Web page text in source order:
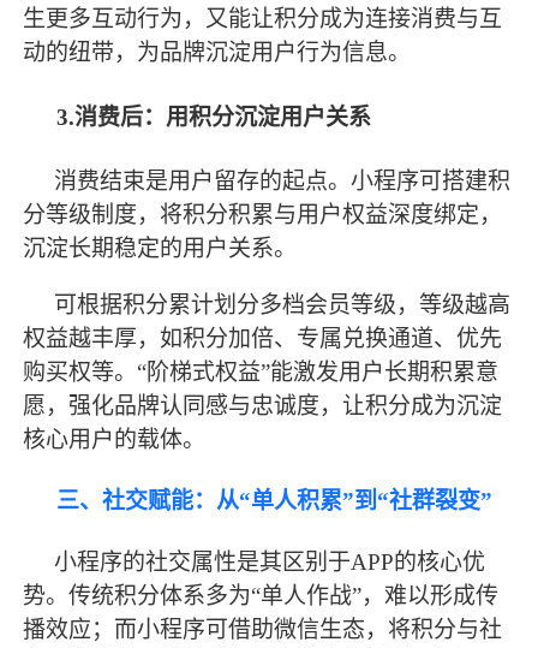
生更多互动行为，又能让积分成为连接消费与互
动的纽带，为品牌沉淀用户行为信息。
3.消费后：用积分沉淀用户关系
消费结束是用户留存的起点。小程序可搭建积
分等级制度，将积分积累与用户权益深度绑定，
沉淀长期稳定的用户关系。
可根据积分累计划分多档会员等级，等级越高
权益越丰厚，如积分加倍、专属兑换通道、优先
购买权等。 “阶梯式权益”能激发用户长期积累意
愿，强化品牌认同感与忠诚度，让积分成为沉淀
核心用户的载体。
三、社交赋能：从“单人积累”到“社群裂变”
小程序的社交属性是其区别于APP的核心优
势。传统积分体系多为“单人作战”，难以形成传
播效应；而小程序可借助微信生态，将积分与社